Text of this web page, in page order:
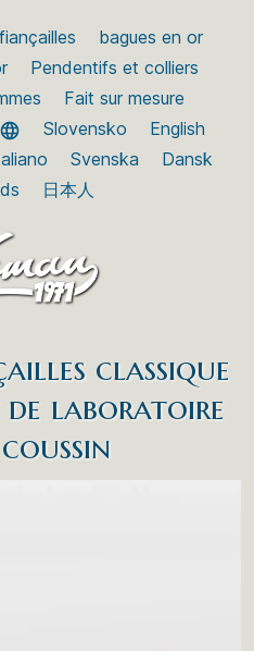
bagues en or
Pendentifs et colliers
Fait sur mesure
Slovensko
English
Svenska
Dansk
日本人
classique
de laboratoire